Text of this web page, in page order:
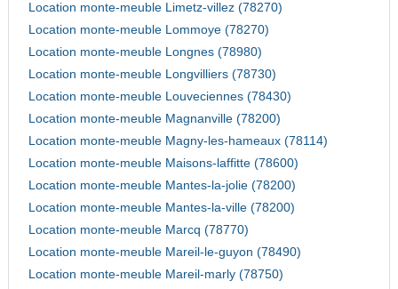
Location monte-meuble Limetz-villez (78270)
Location monte-meuble Lommoye (78270)
Location monte-meuble Longnes (78980)
Location monte-meuble Longvilliers (78730)
Location monte-meuble Louveciennes (78430)
Location monte-meuble Magnanville (78200)
Location monte-meuble Magny-les-hameaux (78114)
Location monte-meuble Maisons-laffitte (78600)
Location monte-meuble Mantes-la-jolie (78200)
Location monte-meuble Mantes-la-ville (78200)
Location monte-meuble Marcq (78770)
Location monte-meuble Mareil-le-guyon (78490)
Location monte-meuble Mareil-marly (78750)